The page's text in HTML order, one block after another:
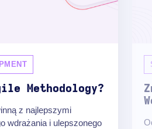
Methodology?
z najlepszymi
wdrażania i ulepszonego